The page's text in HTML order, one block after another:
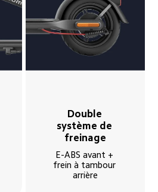
Double
système de
freinage
E-ABS avant +
frein à tambour
arrière